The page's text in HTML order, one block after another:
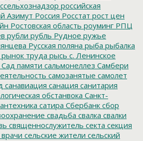
российская
Азимут Россия Росстат рост цен
Ростовская область роуминг РПЦ
рубли рубль Рудное ружье
Русская поляна рыба рыбалка
рынок труда рысь с. Ленинское
Сад памяти сальмонеллез Самбери
самозанятые самолет
санавиация санация санитария
обстанвока Санкт-
сатира Сбербанк сбор
свадьба свалка свалки
священнослужитель секта секция
сельские жители сельский